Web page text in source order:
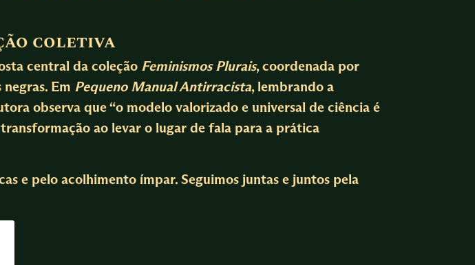
coletiva
central da coleção Feminismos Plurais, coordenada por
Em Pequeno Manual Antirracista, lembrando a
observa que “o modelo valorizado e universal de ciência é
ao levar o lugar de fala para a prática
e pelo acolhimento ímpar. Seguimos juntas e juntos pela